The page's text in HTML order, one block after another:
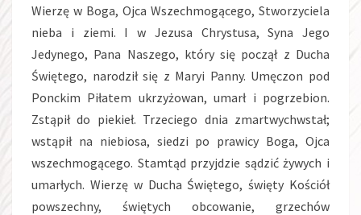
Wierzę w Boga, Ojca Wszechmogącego, Stworzyciela
nieba i ziemi. I w Jezusa Chrystusa, Syna Jego
Jedynego, Pana Naszego, który się począł z Ducha
Świętego, narodził się z Maryi Panny. Umęczon pod
Ponckim Piłatem ukrzyżowan, umarł i pogrzebion.
Zstąpił do piekieł. Trzeciego dnia zmartwychwstał;
wstąpił na niebiosa, siedzi po prawicy Boga, Ojca
wszechmogącego. Stamtąd przyjdzie sądzić żywych i
umarłych. Wierzę w Ducha Świętego, święty Kościół
powszechny, świętych obcowanie, grzechów